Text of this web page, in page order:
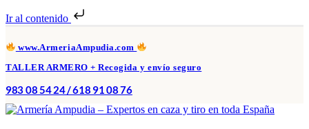
Ir al contenido
www.ArmeriaAmpudia.com
TALLER ARMERO + Recogida y envío seguro
983 08 54 24 / 618 91 08 76